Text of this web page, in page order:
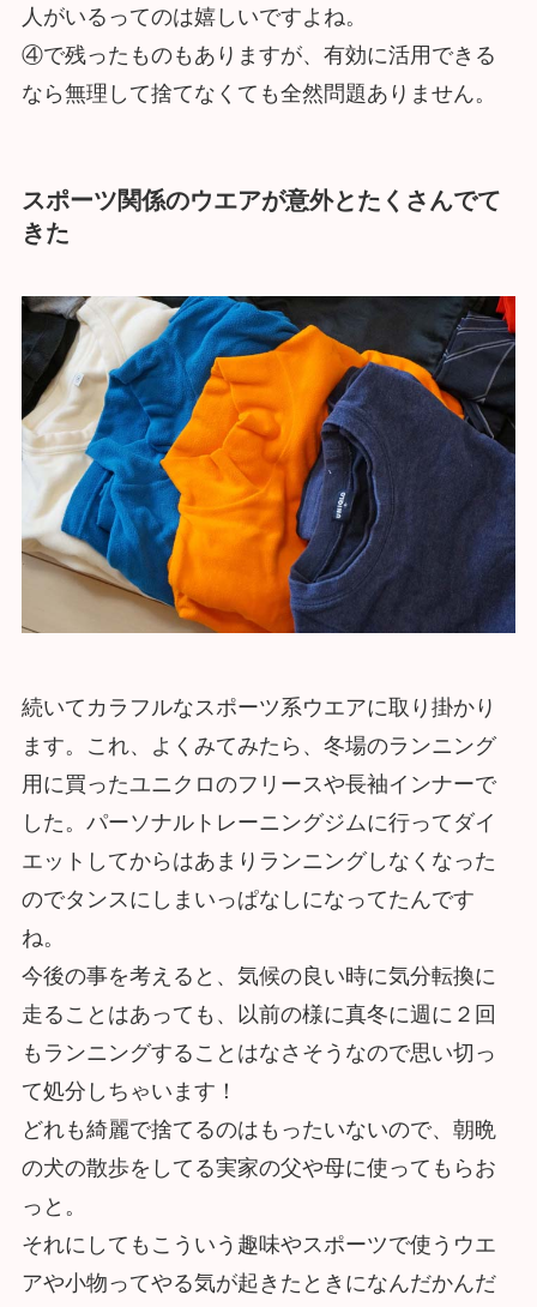
人がいるってのは嬉しいですよね。
④で残ったものもありますが、有効に活用できる
なら無理して捨てなくても全然問題ありません。
スポーツ関係のウエアが意外とたくさんでて
きた
続いてカラフルなスポーツ系ウエアに取り掛かり
ます。これ、よくみてみたら、冬場のランニング
用に買ったユニクロのフリースや長袖インナーで
した。パーソナルトレーニングジムに行ってダイ
エットしてからはあまりランニングしなくなった
のでタンスにしまいっぱなしになってたんです
ね。
今後の事を考えると、気候の良い時に気分転換に
走ることはあっても、以前の様に真冬に週に２回
もランニングすることはなさそうなので思い切っ
て処分しちゃいます！
どれも綺麗で捨てるのはもったいないので、朝晩
の犬の散歩をしてる実家の父や母に使ってもらお
っと。
それにしてもこういう趣味やスポーツで使うウエ
アや小物ってやる気が起きたときになんだかんだ